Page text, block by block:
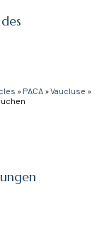
» PACA »Vaucluse »